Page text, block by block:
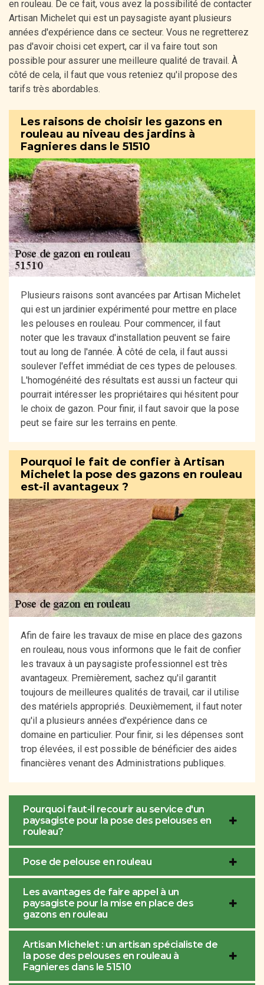
en rouleau. De ce fait, vous avez la possibilité de contacter
Artisan Michelet qui est un paysagiste ayant plusieurs
années d'expérience dans ce secteur. Vous ne regretterez
pas d'avoir choisi cet expert, car il va faire tout son
possible pour assurer une meilleure qualité de travail. À
côté de cela, il faut que vous reteniez qu'il propose des
tarifs très abordables.
Les raisons de choisir les gazons en
rouleau au niveau des jardins à
Fagnieres dans le 51510
Plusieurs raisons sont avancées par Artisan Michelet
qui est un jardinier expérimenté pour mettre en place
les pelouses en rouleau. Pour commencer, il faut
noter que les travaux d'installation peuvent se faire
tout au long de l'année. À côté de cela, il faut aussi
soulever l'effet immédiat de ces types de pelouses.
L'homogénéité des résultats est aussi un facteur qui
pourrait intéresser les propriétaires qui hésitent pour
le choix de gazon. Pour finir, il faut savoir que la pose
peut se faire sur les terrains en pente.
Pourquoi le fait de confier à Artisan
Michelet la pose des gazons en rouleau
est-il avantageux ?
Afin de faire les travaux de mise en place des gazons
en rouleau, nous vous informons que le fait de confier
les travaux à un paysagiste professionnel est très
avantageux. Premièrement, sachez qu'il garantit
toujours de meilleures qualités de travail, car il utilise
des matériels appropriés. Deuxièmement, il faut noter
qu'il a plusieurs années d'expérience dans ce
domaine en particulier. Pour finir, si les dépenses sont
trop élevées, il est possible de bénéficier des aides
financières venant des Administrations publiques.
Pourquoi faut-il recourir au service d'un
paysagiste pour la pose des pelouses en
rouleau?
Pose de pelouse en rouleau
Les avantages de faire appel à un
paysagiste pour la mise en place des
gazons en rouleau
Artisan Michelet : un artisan spécialiste de
la pose des pelouses en rouleau à
Fagnieres dans le 51510